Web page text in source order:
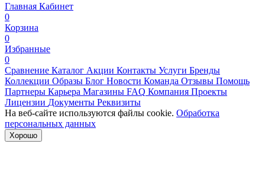
Главная Кабинет
0
Корзина
0
Избранные
0
Сравнение Каталог Акции Контакты Услуги Бренды
Коллекции Образы Блог Новости Команда Отзывы Помощь
Партнеры Карьера Магазины FAQ Компания Проекты
Лицензии Документы Реквизиты
На веб-сайте используются файлы cookie. Обработка
персональных данных
Хорошо